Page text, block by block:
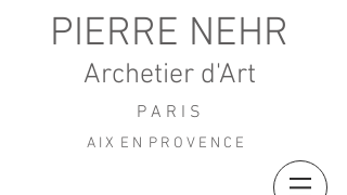
PIERRE NEHR
Archetier d'Art
P A R I S
A I X E N P R O V E N C E